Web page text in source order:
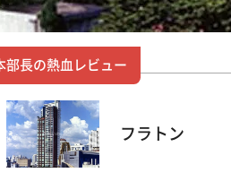
部長の熱血レビュー
フラトン